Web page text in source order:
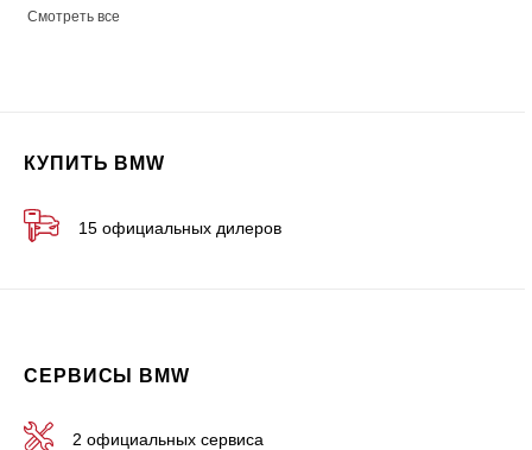
Смотреть все
КУПИТЬ BMW
15 официальных дилеров
СЕРВИСЫ BMW
2 официальных сервиса